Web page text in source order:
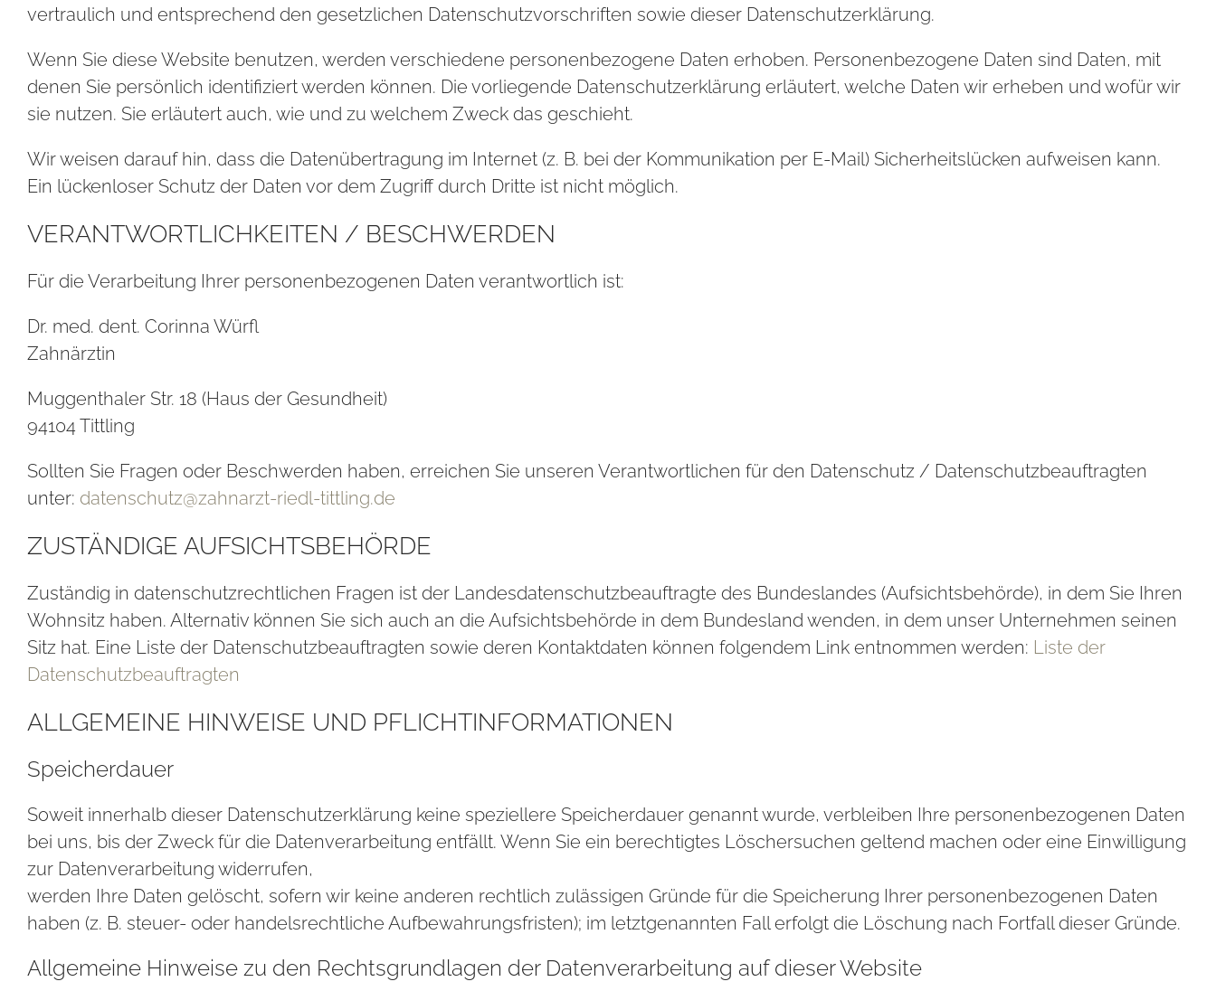
vertraulich und entsprechend den gesetzlichen Datenschutzvorschriften sowie dieser Datenschutzerklärung.
Wenn Sie diese Website benutzen, werden verschiedene personenbezogene Daten erhoben. Personenbezogene Daten sind Daten, mit
denen Sie persönlich identifiziert werden können. Die vorliegende Datenschutzerklärung erläutert, welche Daten wir erheben und wofür wir
sie nutzen. Sie erläutert auch, wie und zu welchem Zweck das geschieht.
Wir weisen darauf hin, dass die Datenübertragung im Internet (z. B. bei der Kommunikation per E-Mail) Sicherheitslücken aufweisen kann.
Ein lückenloser Schutz der Daten vor dem Zugriff durch Dritte ist nicht möglich.
VER­ANT­WORT­LICH­KEI­TEN / BE­SCHWER­DEN
Für die Verarbeitung Ihrer personenbezogenen Daten verantwortlich ist:
Dr. med. dent. Corinna Würfl
Zahnärztin
Muggenthaler Str. 18 (Haus der Gesundheit)
94104 Tittling
Sollten Sie Fragen oder Beschwerden haben, erreichen Sie unseren Verantwortlichen für den Datenschutz / Datenschutzbeauftragten
unter: datenschutz@zahnarzt-riedl-tittling.de
ZUSTÄNDIGE AUFSICHTSBEHÖRDE
Zuständig in datenschutzrechtlichen Fragen ist der Landesdatenschutzbeauftragte des Bundeslandes (Aufsichtsbehörde), in dem Sie Ihren
Wohnsitz haben. Alternativ können Sie sich auch an die Aufsichtsbehörde in dem Bundesland wenden, in dem unser Unternehmen seinen
Sitz hat. Eine Liste der Datenschutzbeauftragten sowie deren Kontaktdaten können folgendem Link entnommen werden: Liste der
Datenschutzbeauftragten
ALL­GE­MEI­NE HIN­WEI­SE UND PFLICHT­IN­FOR­MA­TIO­NEN
Speicherdauer
Soweit innerhalb dieser Datenschutzerklärung keine speziellere Speicherdauer genannt wurde, verbleiben Ihre personenbezogenen Daten
bei uns, bis der Zweck für die Datenverarbeitung entfällt. Wenn Sie ein berechtigtes Löschersuchen geltend machen oder eine Einwilligung
zur Datenverarbeitung widerrufen,
werden Ihre Daten gelöscht, sofern wir keine anderen rechtlich zulässigen Gründe für die Speicherung Ihrer personenbezogenen Daten
haben (z. B. steuer- oder handelsrechtliche Aufbewahrungsfristen); im letztgenannten Fall erfolgt die Löschung nach Fortfall dieser Gründe.
Allgemeine Hinweise zu den Rechtsgrundlagen der Datenverarbeitung auf dieser Website